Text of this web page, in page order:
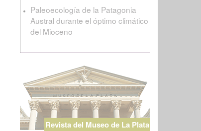
Paleoecología de la Patagonia
Austral durante el óptimo climático
del Mioceno
Revista del Museo de La Plata